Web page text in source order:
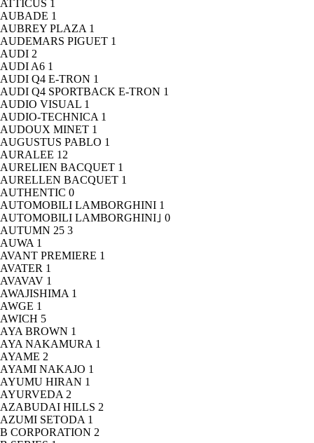
ATTICUS 1
AUBADE 1
AUBREY PLAZA 1
AUDEMARS PIGUET 1
AUDI 2
AUDI A6 1
AUDI Q4 E-TRON 1
AUDI Q4 SPORTBACK E-TRON 1
AUDIO VISUAL 1
AUDIO-TECHNICA 1
AUDOUX MINET 1
AUGUSTUS PABLO 1
AURALEE 12
AURELIEN BACQUET 1
AURELLEN BACQUET 1
AUTHENTIC 0
AUTOMOBILI LAMBORGHINI 1
AUTOMOBILI LAMBORGHINI｣ 0
AUTUMN 25 3
AUWA 1
AVANT PREMIERE 1
AVATER 1
AVAVAV 1
AWAJISHIMA 1
AWGE 1
AWICH 5
AYA BROWN 1
AYA NAKAMURA 1
AYAME 2
AYAMI NAKAJO 1
AYUMU HIRAN 1
AYURVEDA 2
AZABUDAI HILLS 2
AZUMI SETODA 1
B CORPORATION 2